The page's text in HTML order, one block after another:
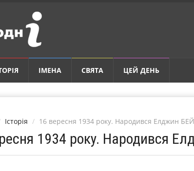
ІМЕНА СВЯТА ЦЕЙ ДЕНЬ
Історія 16 вересня 1934 року. Народився Елджин
1934 року. Народився